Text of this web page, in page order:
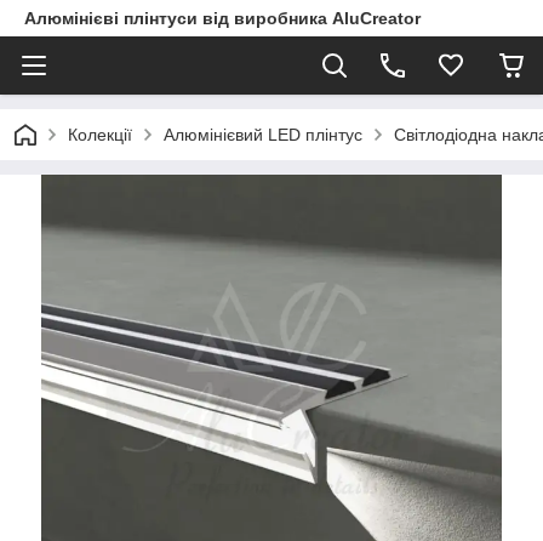
Алюмінієві плінтуси від виробника AluCreator
Колекції Алюмінієвий LED плінтус Світлодіодна